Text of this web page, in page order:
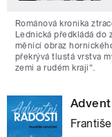
Románová kronika
Lednická předkládá do
měnící obraz
překrývá tlustá vrstva
zemi a rudém kraji“.